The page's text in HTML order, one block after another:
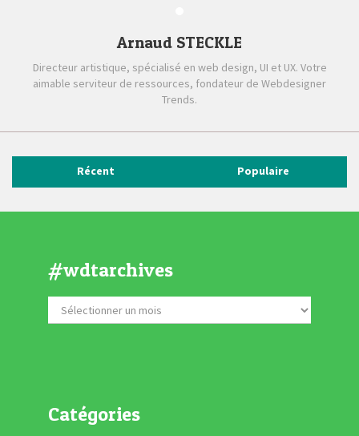
Arnaud STECKLE
Directeur artistique, spécialisé en web design, UI et UX. Votre
aimable serviteur de ressources, fondateur de Webdesigner
Trends.
Récent Populaire
#wdtarchives
Catégories